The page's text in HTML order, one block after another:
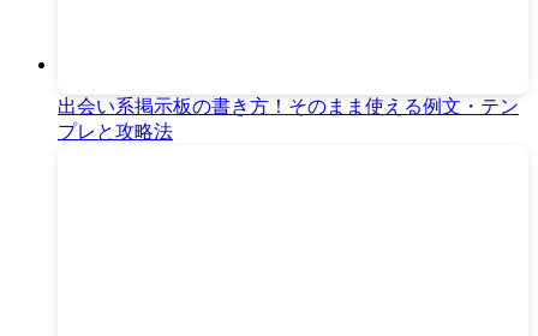
出会い系掲示板の書き方！そのまま使える例文・テン
プレと攻略法